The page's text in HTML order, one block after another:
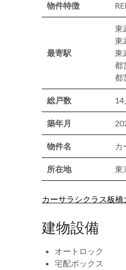
物件特徴
最寄駅
東
東
東
都
都
総戸数 14
築年月
物件名 カ
所在地 東
カーサラシクラス板
建物設備
オートロック
宅配ボックス